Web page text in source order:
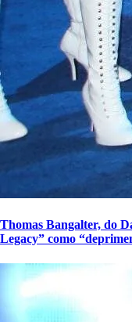
Thomas Bangalter, do
Legacy” como